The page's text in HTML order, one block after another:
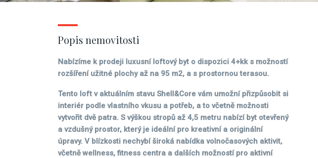
Popis nemovitosti
Nabízíme k prodeji luxusní loftový byt o dispozici 4+kk s možností
rozšíření užitné plochy až na 95 m2, a s prostornou terasou.
Tento loft v aktuálním stavu Shell&Core vám umožní přizpůsobit si
interiér podle vlastního vkusu a potřeb, a to včetně možnosti
vytvořit dvě patra. S výškou stropů až 4,5 metru nabízí byt otevřený
a vzdušný prostor, který je ideální pro kreativní a originální
úpravy. V blízkosti nechybí široká nabídka volnočasových aktivit,
včetně wellness, fitness centra a dalších možností pro aktivní